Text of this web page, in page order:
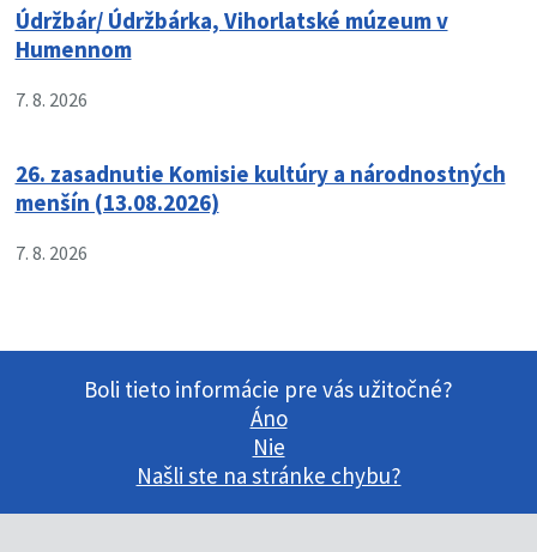
Údržbár/ Údržbárka, Vihorlatské múzeum v
Humennom
7. 8. 2026
26. zasadnutie Komisie kultúry a národnostných
menšín (13.08.2026)
7. 8. 2026
Boli tieto informácie pre vás užitočné?
Áno
Nie
Našli ste na stránke chybu?